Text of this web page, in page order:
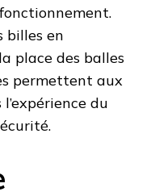
billes en
place des balles
permettent aux
du